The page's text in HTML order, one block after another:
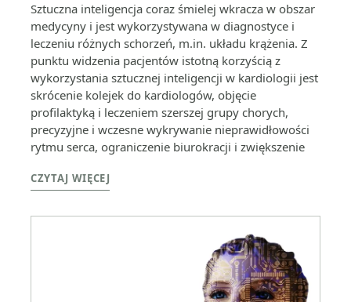
Sztuczna inteligencja coraz śmielej wkracza w obszar
medycyny i jest wykorzystywana w diagnostyce i
leczeniu różnych schorzeń, m.in. układu krążenia. Z
punktu widzenia pacjentów istotną korzyścią z
wykorzystania sztucznej inteligencji w kardiologii jest
skrócenie kolejek do kardiologów, objęcie
profilaktyką i leczeniem szerszej grupy chorych,
precyzyjne i wczesne wykrywanie nieprawidłowości
rytmu serca, ograniczenie biurokracji i zwiększenie
CZYTAJ WIĘCEJ